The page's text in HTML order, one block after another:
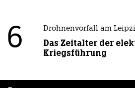
6 Drohnenvorfall am
Das Zeitalter der
Kriegsführung